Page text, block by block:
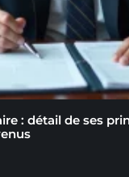
: détail de ses